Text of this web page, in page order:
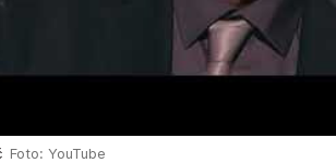
Foto: YouTube